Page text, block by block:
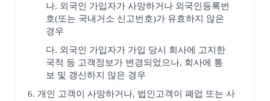
나. 외국인 가입자가 사망하거나 외국인등록번
호(또는 국내거소 신고번호)가 유효하지 않은
경우
다. 외국인 가입자가 가입 당시 회사에 고지한
국적 등 고객정보가 변경되었으나, 회사에 통
보 및 갱신하지 않은 경우
6. 개인 고객이 사망하거나, 법인고객이 폐업 또는 사